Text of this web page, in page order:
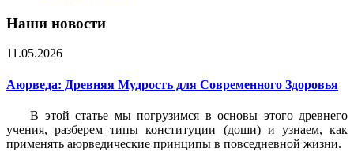
Наши новости
11.05.2026
Аюрведа: Древняя Мудрость для Современного Здоровья
В этой статье мы погрузимся в основы этого древнего
учения, разберем типы конституции (доши) и узнаем, как
применять аюрведические принципы в повседневной жизни.